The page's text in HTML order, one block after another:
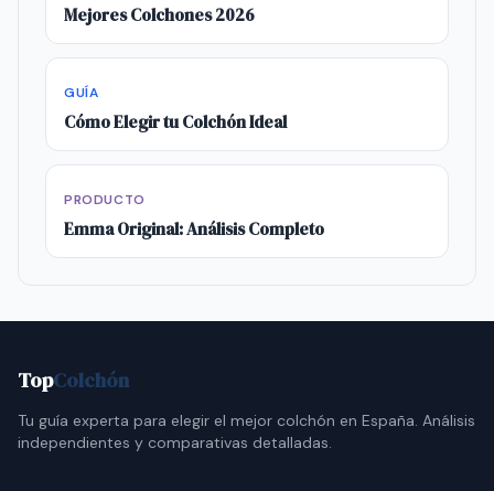
Mejores Colchones 2026
GUÍA
Cómo Elegir tu Colchón Ideal
PRODUCTO
Emma Original: Análisis Completo
TopColchón
Tu guía experta para elegir el mejor colchón en España. Análisis
independientes y comparativas detalladas.